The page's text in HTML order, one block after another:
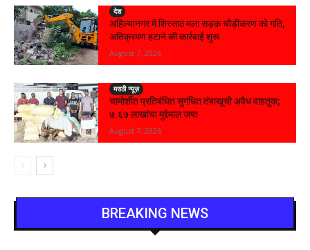
देश
अहिल्यानगर में शिरसाठ मला सड़क चौड़ीकरण को गति,
अतिक्रमण हटाने की कार्रवाई शुरू
August 7, 2026
मराठी न्यूज़
चामोर्शीत प्रतिबंधित सुगंधित तंबाखूची अवैध वाहतूक;
₹७.६७ लाखांचा मुद्देमाल जप्त
August 7, 2026
BREAKING NEWS